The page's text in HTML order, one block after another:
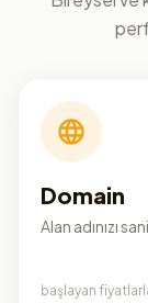
Domain
Alan adınızı
başlayan